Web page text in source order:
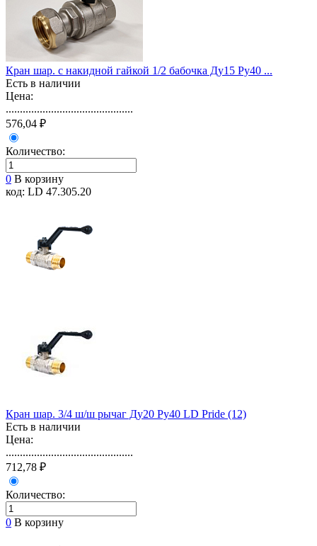
Кран шар. с накидной гайкой 1/2 бабочка Ду15 Ру40 ...
Есть в наличии
Цена:
.............................................
576,04 ₽
Количество:
0 В корзину
код: LD 47.305.20
Кран шар. 3/4 ш/ш рычаг Ду20 Ру40 LD Pride (12)
Есть в наличии
Цена:
.............................................
712,78 ₽
Количество:
0 В корзину